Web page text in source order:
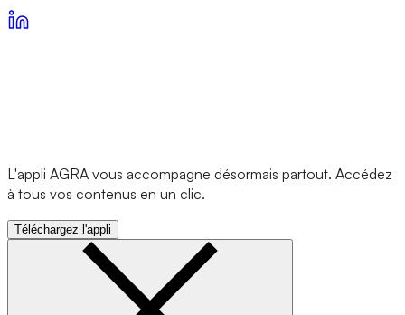
L'appli AGRA vous accompagne désormais partout. Accédez
à tous vos contenus en un clic.
Téléchargez l'appli